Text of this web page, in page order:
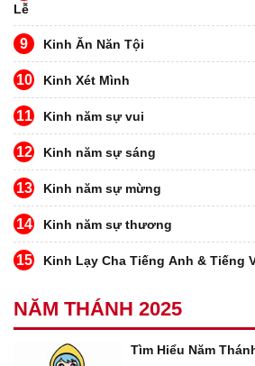
Lễ
9 Kinh Ăn Năn Tội
10 Kinh Xét Mình
11 Kinh năm sự vui
12 Kinh năm sự sáng
13 Kinh năm sự mừng
14 Kinh năm sự thương
15 Kinh Lạy Cha Tiếng Anh & Tiếng
NĂM THÁNH 2025
Tìm Hiểu Năm